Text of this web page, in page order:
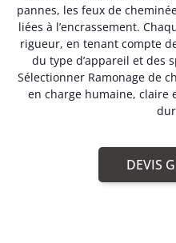
pannes, les feux de
liées à l’encrassement.
rigueur, en tenant compte
du type d’appareil et des
Sélectionner Ramonage de
en charge humaine, claire
DEVIS